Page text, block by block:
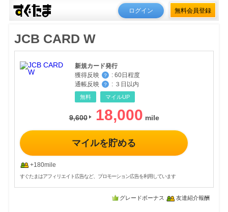
ログイン 無料会員登録
JCB CARD W
新規カード発行
獲得反映
？ : 60日程度
通帳反映
？ : ３日以内
無料 マイルUP
9,600 18,000
マイルを貯める
+180mile
すぐたまはアフィリエイト広告など、プロモーション広告を利用しています
グレードボーナス 友達紹介報酬